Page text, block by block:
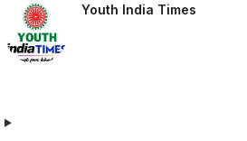
Youth India Times